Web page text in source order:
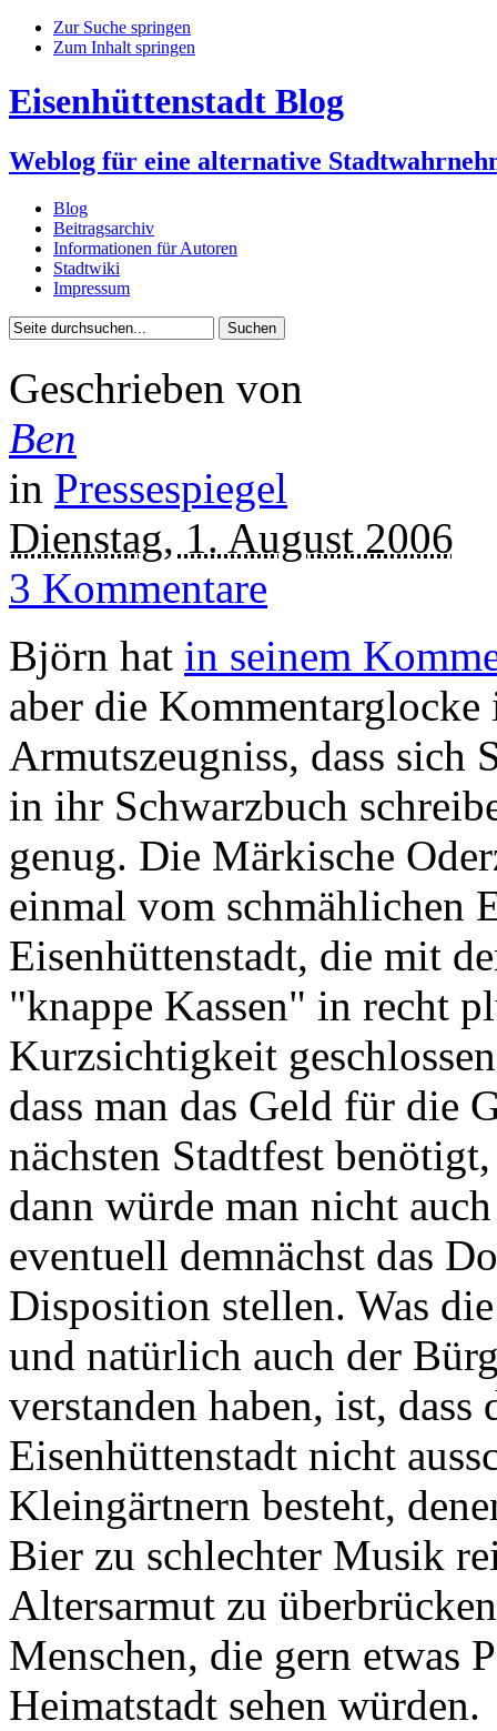
Zur Suche springen
Zum Inhalt springen
Eisenhüttenstadt Blog
Weblog für eine alternative
Blog
Beitragsarchiv
Informationen für Autoren
Stadtwiki
Impressum
Geschrieben von
Ben
in Pressespiegel
Dienstag, 1. August 2006
3 Kommentare
Björn hat in seinem
aber die
Armutszeugniss, dass sich
in ihr Schwarzbuch
genug. Die Märkische
einmal vom schmählichen
Eisenhüttenstadt, die mit
"knappe Kassen" in recht
Kurzsichtigkeit
dass man das Geld für die
nächsten Stadtfest
dann würde man nicht
eventuell demnächst das
Disposition stellen. Was
und natürlich auch der
verstanden haben, ist,
Eisenhüttenstadt nicht
Kleingärtnern besteht,
Bier zu schlechter Musik
Altersarmut zu
Menschen, die gern etwas
Heimatstadt sehen würden.